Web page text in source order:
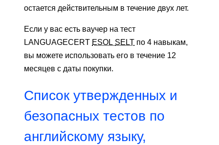
остается действительным в течение двух лет.
Если у вас есть ваучер на тест
LANGUAGECERT ESOL SELT по 4 навыкам,
вы можете использовать его в течение 12
месяцев с даты покупки.
Список утвержденных и
безопасных тестов по
английскому языку,